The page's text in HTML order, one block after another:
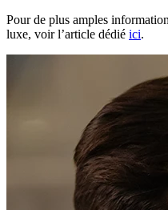
Pour de plus amples
luxe, voir l’article dédié ici.